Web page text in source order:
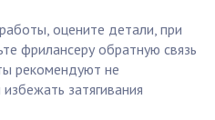
оцените детали, при
фрилансеру обратную связь
рекомендуют не
затягивания